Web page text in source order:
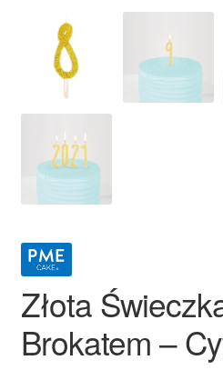
Złota
Brokatem –